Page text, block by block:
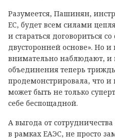
Разумеется, Пашинян,
ЕС, будет всем силами
и стараться договориться
двусторонней основе». Но
внимательно наблюдают, и
объединения теперь
продемонстрировала, что
может быть не только
себе беспощадной.
А выгода от
в рамках ЕАЭС, не просто